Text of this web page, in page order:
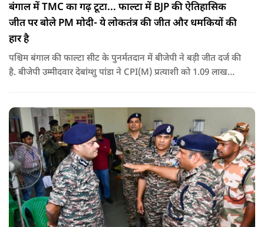
बंगाल में TMC का गढ़ टूटा... फाल्टा में BJP की ऐतिहासिक
जीत पर बोले PM मोदी- ये लोकतंत्र की जीत और धमकियों की
हार है
पश्चिम बंगाल की फाल्टा सीट के पुनर्मतदान में बीजेपी ने बड़ी जीत दर्ज की
है. बीजेपी उम्मीदवार देबांग्शु पांडा ने CPI(M) प्रत्याशी को 1.09 लाख